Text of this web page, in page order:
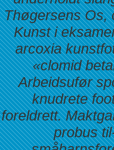
Thøgersens Os,
Kunst i
arcoxia
«clomid
Arbeidsufør
knudrete
foreldrett.
probus